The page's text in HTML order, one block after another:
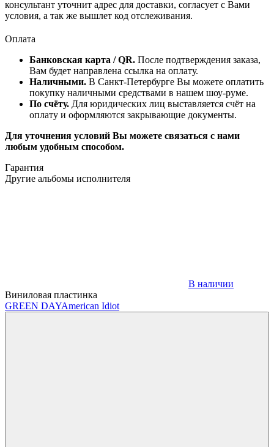
консультант уточнит адрес для доставки, согласует с Вами
условия, а так же вышлет код отслеживания.
Оплата
Банковская карта / QR. После подтверждения заказа,
Вам будет направлена ссылка на оплату.
Наличными. В Санкт-Петербурге Вы можете оплатить
покупку наличными средствами в нашем шоу-руме.
По счёту. Для юридических лиц выставляется счёт на
оплату и оформляются закрывающие документы.
Для уточнения условий Вы можете связаться с нами
любым удобным способом.
Гарантия
Другие альбомы исполнителя
В наличии
Виниловая пластинка
GREEN DAYAmerican Idiot